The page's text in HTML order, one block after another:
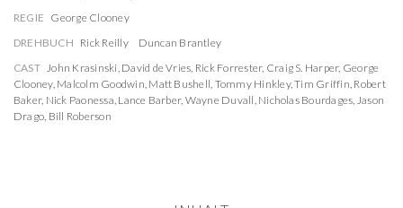
REGIE George Clooney
DREHBUCH Rick Reilly
Duncan Brantley
CAST John Krasinski, David de Vries, Rick Forrester, Craig S. Harper, George
Clooney, Malcolm Goodwin, Matt Bushell, Tommy Hinkley,Tim Griffin, Robert
Baker, Nick Paonessa, Lance Barber, Wayne Duvall, Nicholas Bourdages, Jason
Drago, Bill Roberson